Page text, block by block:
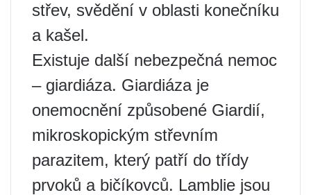
střev, svědění v oblasti konečníku
a kašel.
Existuje další nebezpečná nemoc
– giardiáza. Giardiáza je
onemocnění způsobené Giardií,
mikroskopickým střevním
parazitem, který patří do třídy
prvoků a bičíkovců. Lamblie jsou